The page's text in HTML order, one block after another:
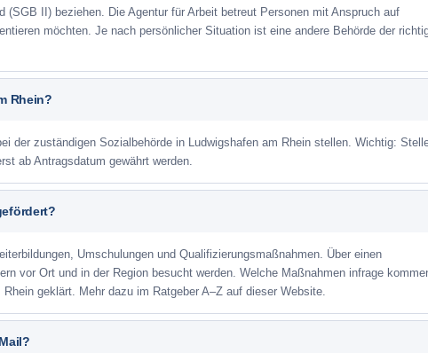
II) beziehen. Die Agentur für Arbeit betreut Personen mit Anspruch auf
möchten. Je nach persönlicher Situation ist eine andere Behörde der
Rhein?
der zuständigen Sozialbehörde in Ludwigshafen am Rhein stellen. Wichtig:
ab Antragsdatum gewährt werden.
Umschulungen und Qualifizierungsmaßnahmen. Über einen
vor Ort und in der Region besucht werden. Welche Maßnahmen infrage
geklärt. Mehr dazu im Ratgeber A–Z auf dieser Website.